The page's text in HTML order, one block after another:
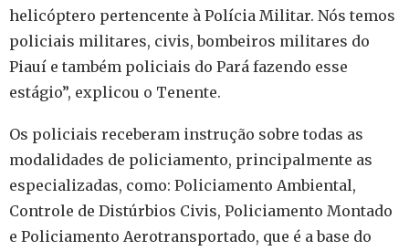
helicóptero pertencente à Polícia Militar. Nós temos
policiais militares, civis, bombeiros militares do
Piauí e também policiais do Pará fazendo esse
estágio”, explicou o Tenente.
Os policiais receberam instrução sobre todas as
modalidades de policiamento, principalmente as
especializadas, como: Policiamento Ambiental,
Controle de Distúrbios Civis, Policiamento Montado
e Policiamento Aerotransportado, que é a base do